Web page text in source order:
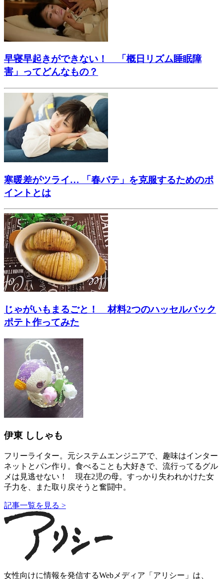
早寝早起きができない！ 「概日リズム睡眠障
害」ってどんなもの？
寒暖差がツライ… 「春バテ」を克服するためのポ
イントとは
じゃがいもまるごと！ 材料2つのハッセルバック
ポテト作ってみた
伊東 ししゃも
フリーライター。元システムエンジニアで、趣味はインター
ネットとパン作り。食べることも大好きで、流行ってるグル
メは見逃せない！ 現在2児の母。すっかり失われかけた女
子力を、また取り戻そうと奮闘中。
記事一覧を見る >
女性向けに情報を発信するWebメディア「アリシー」は、